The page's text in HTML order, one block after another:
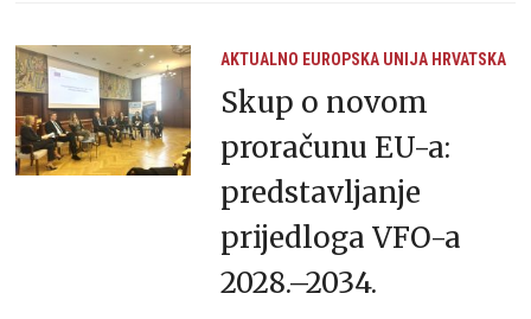
AKTUALNO EUROPSKA UNIJA HRVATSKA
Skup o novom
proračunu EU-a:
predstavljanje
prijedloga VFO-a
2028.–2034.